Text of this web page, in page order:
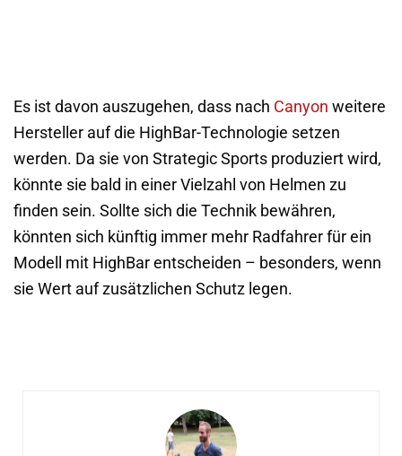
Es ist davon auszugehen, dass nach Canyon weitere
Hersteller auf die HighBar-Technologie setzen
werden. Da sie von Strategic Sports produziert wird,
könnte sie bald in einer Vielzahl von Helmen zu
finden sein. Sollte sich die Technik bewähren,
könnten sich künftig immer mehr Radfahrer für ein
Modell mit HighBar entscheiden – besonders, wenn
sie Wert auf zusätzlichen Schutz legen.